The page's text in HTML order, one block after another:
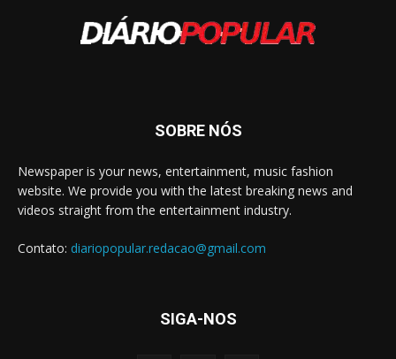
SOBRE NÓS
Newspaper is your news, entertainment, music fashion
website. We provide you with the latest breaking news and
videos straight from the entertainment industry.
Contato: diariopopular.redacao@gmail.com
SIGA-NOS